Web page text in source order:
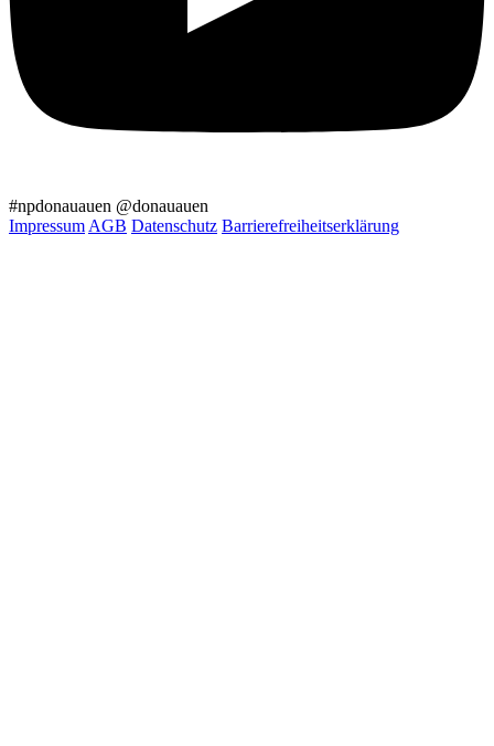
#npdonauauen @donauauen
Impressum AGB Datenschutz Barrierefreiheitserklärung